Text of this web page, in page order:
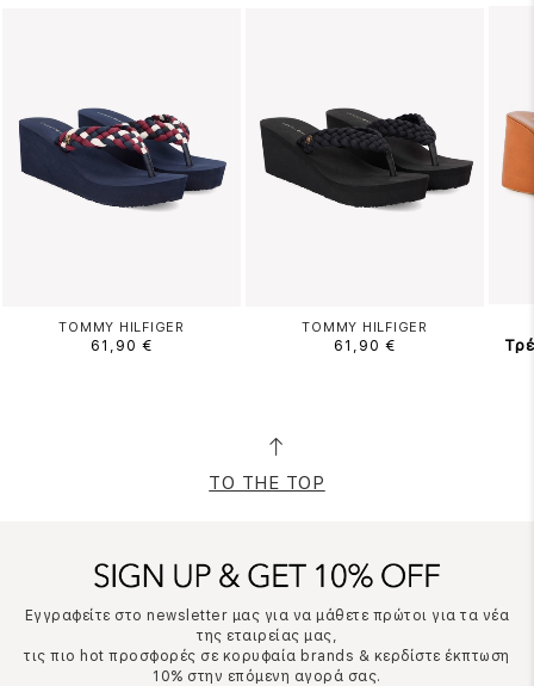
TOMMY HILFIGER
61,90 €
TOMMY HILFIGER
61,90 €
TO THE TOP
Εγγραφείτε στο newsletter μας για να μάθετε πρώτοι για τα νέα
της εταιρείας μας,
τις πιο hot προσφορές σε κορυφαία brands & κερδίστε έκπτωση
10% στην επόμενη αγορά σας.